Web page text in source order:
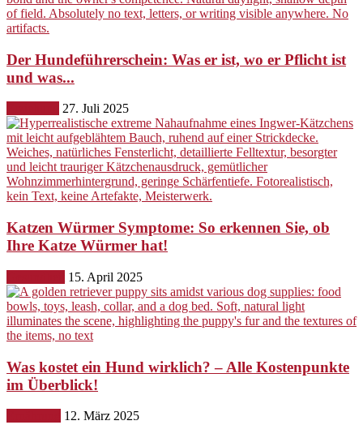
Der Hundeführerschein: Was er ist, wo er Pflicht ist
und was...
27. Juli 2025
Katzen Würmer Symptome: So erkennen Sie, ob
Ihre Katze Würmer hat!
15. April 2025
Was kostet ein Hund wirklich? – Alle Kostenpunkte
im Überblick!
12. März 2025